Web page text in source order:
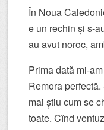
În Noua
e un rechin și s-
au avut noroc,
Prima dată mi-
Remora
mai știu cum se
toate. Cînd